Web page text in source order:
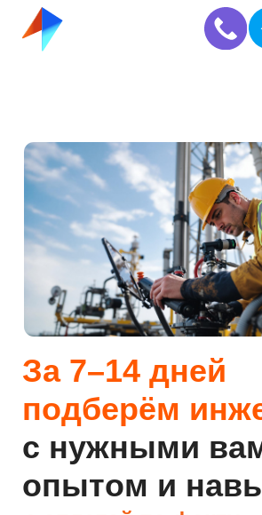
Гарантия работы до 6
месяцев или бесплатная
замена.<1% заменза 25 лет
с оплатой по факту
выхода на работу
За 7–14 дней
подберём инженеров
с нужными вам
Бесплатно подберем 3